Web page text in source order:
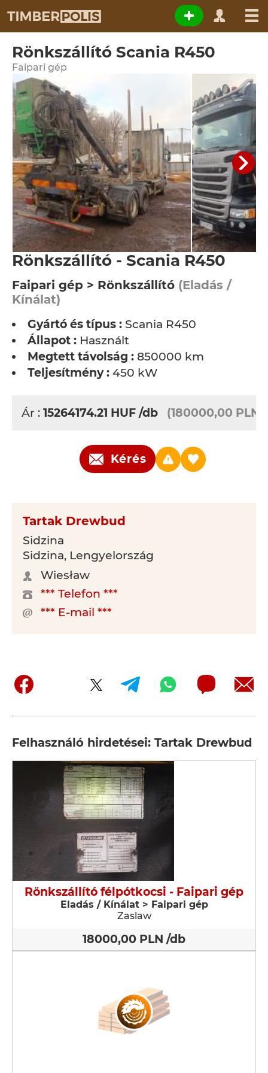
Rönkszállító Scania R450
Faipari gép
Rönkszállító - Scania R450
Faipari gép > Rönkszállító (Eladás /
Kínálat)
Gyártó és típus : Scania R450
Állapot : Használt
Megtett távolság : 850000 km
Teljesítmény : 450 kW
Ár : 15264174.21 HUF /db (180000,00 PLN)
Kérés
Tartak Drewbud
Sidzina
Sidzina, Lengyelország
Wiesław
*** Telefon ***
*** E-mail ***
Felhasználó hirdetései: Tartak Drewbud
Rönkszállító félpótkocsi - Faipari gép
Eladás / Kínálat > Faipari gép
Zaslaw
18000,00 PLN /db